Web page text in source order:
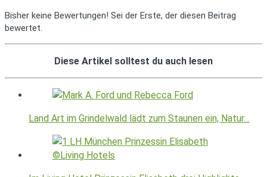
Bisher keine Bewertungen! Sei der Erste, der diesen Beitrag
bewertet.
Diese Artikel solltest du auch lesen
Land Art im Grindelwald lädt zum Staunen ein, Natur…